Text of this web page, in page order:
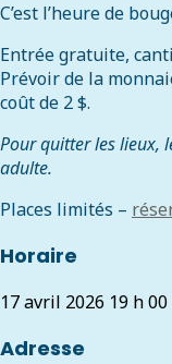
C’est l’heure de
Entrée gratuite,
Prévoir de la
coût de 2 $.
Pour quitter les lieux,
adulte.
Places limités –
Horaire
17 avril 2026 19 h
Adresse